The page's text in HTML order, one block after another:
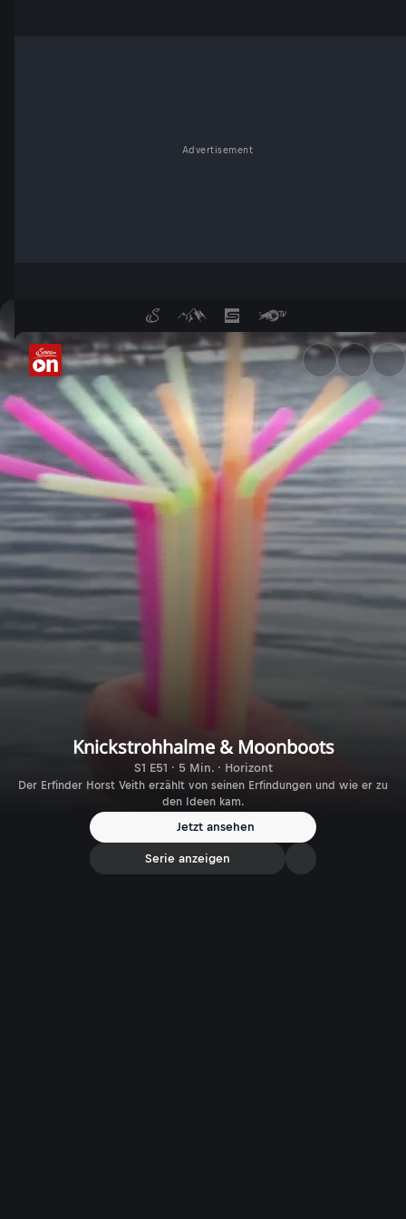
Advertisement
Knickstrohhalme,
Knickstrohhalme & Moonboots
S1 E51 · 5 Min. · Horizont
Der Erfinder Horst Veith erzählt von seinen Erfindungen und wie er zu
den Ideen kam.
Jetzt ansehen
Serie anzeigen